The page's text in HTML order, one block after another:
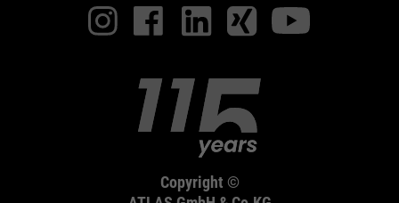
Copyright ©